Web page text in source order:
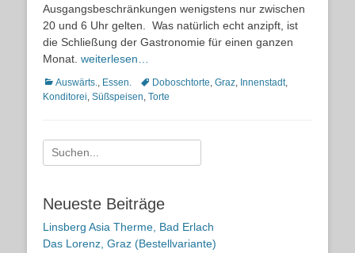
Ausgangsbeschränkungen wenigstens nur zwischen
20 und 6 Uhr gelten. Was natürlich echt anzipft, ist
die Schließung der Gastronomie für einen ganzen
Monat. weiterlesen…
Kategorien
Auswärts., Essen. Schlagworte
Doboschtorte, Graz, Innenstadt,
Konditorei, Süßspeisen, Torte
Suche
nach:
Neueste Beiträge
Linsberg Asia Therme, Bad Erlach
Das Lorenz, Graz (Bestellvariante)